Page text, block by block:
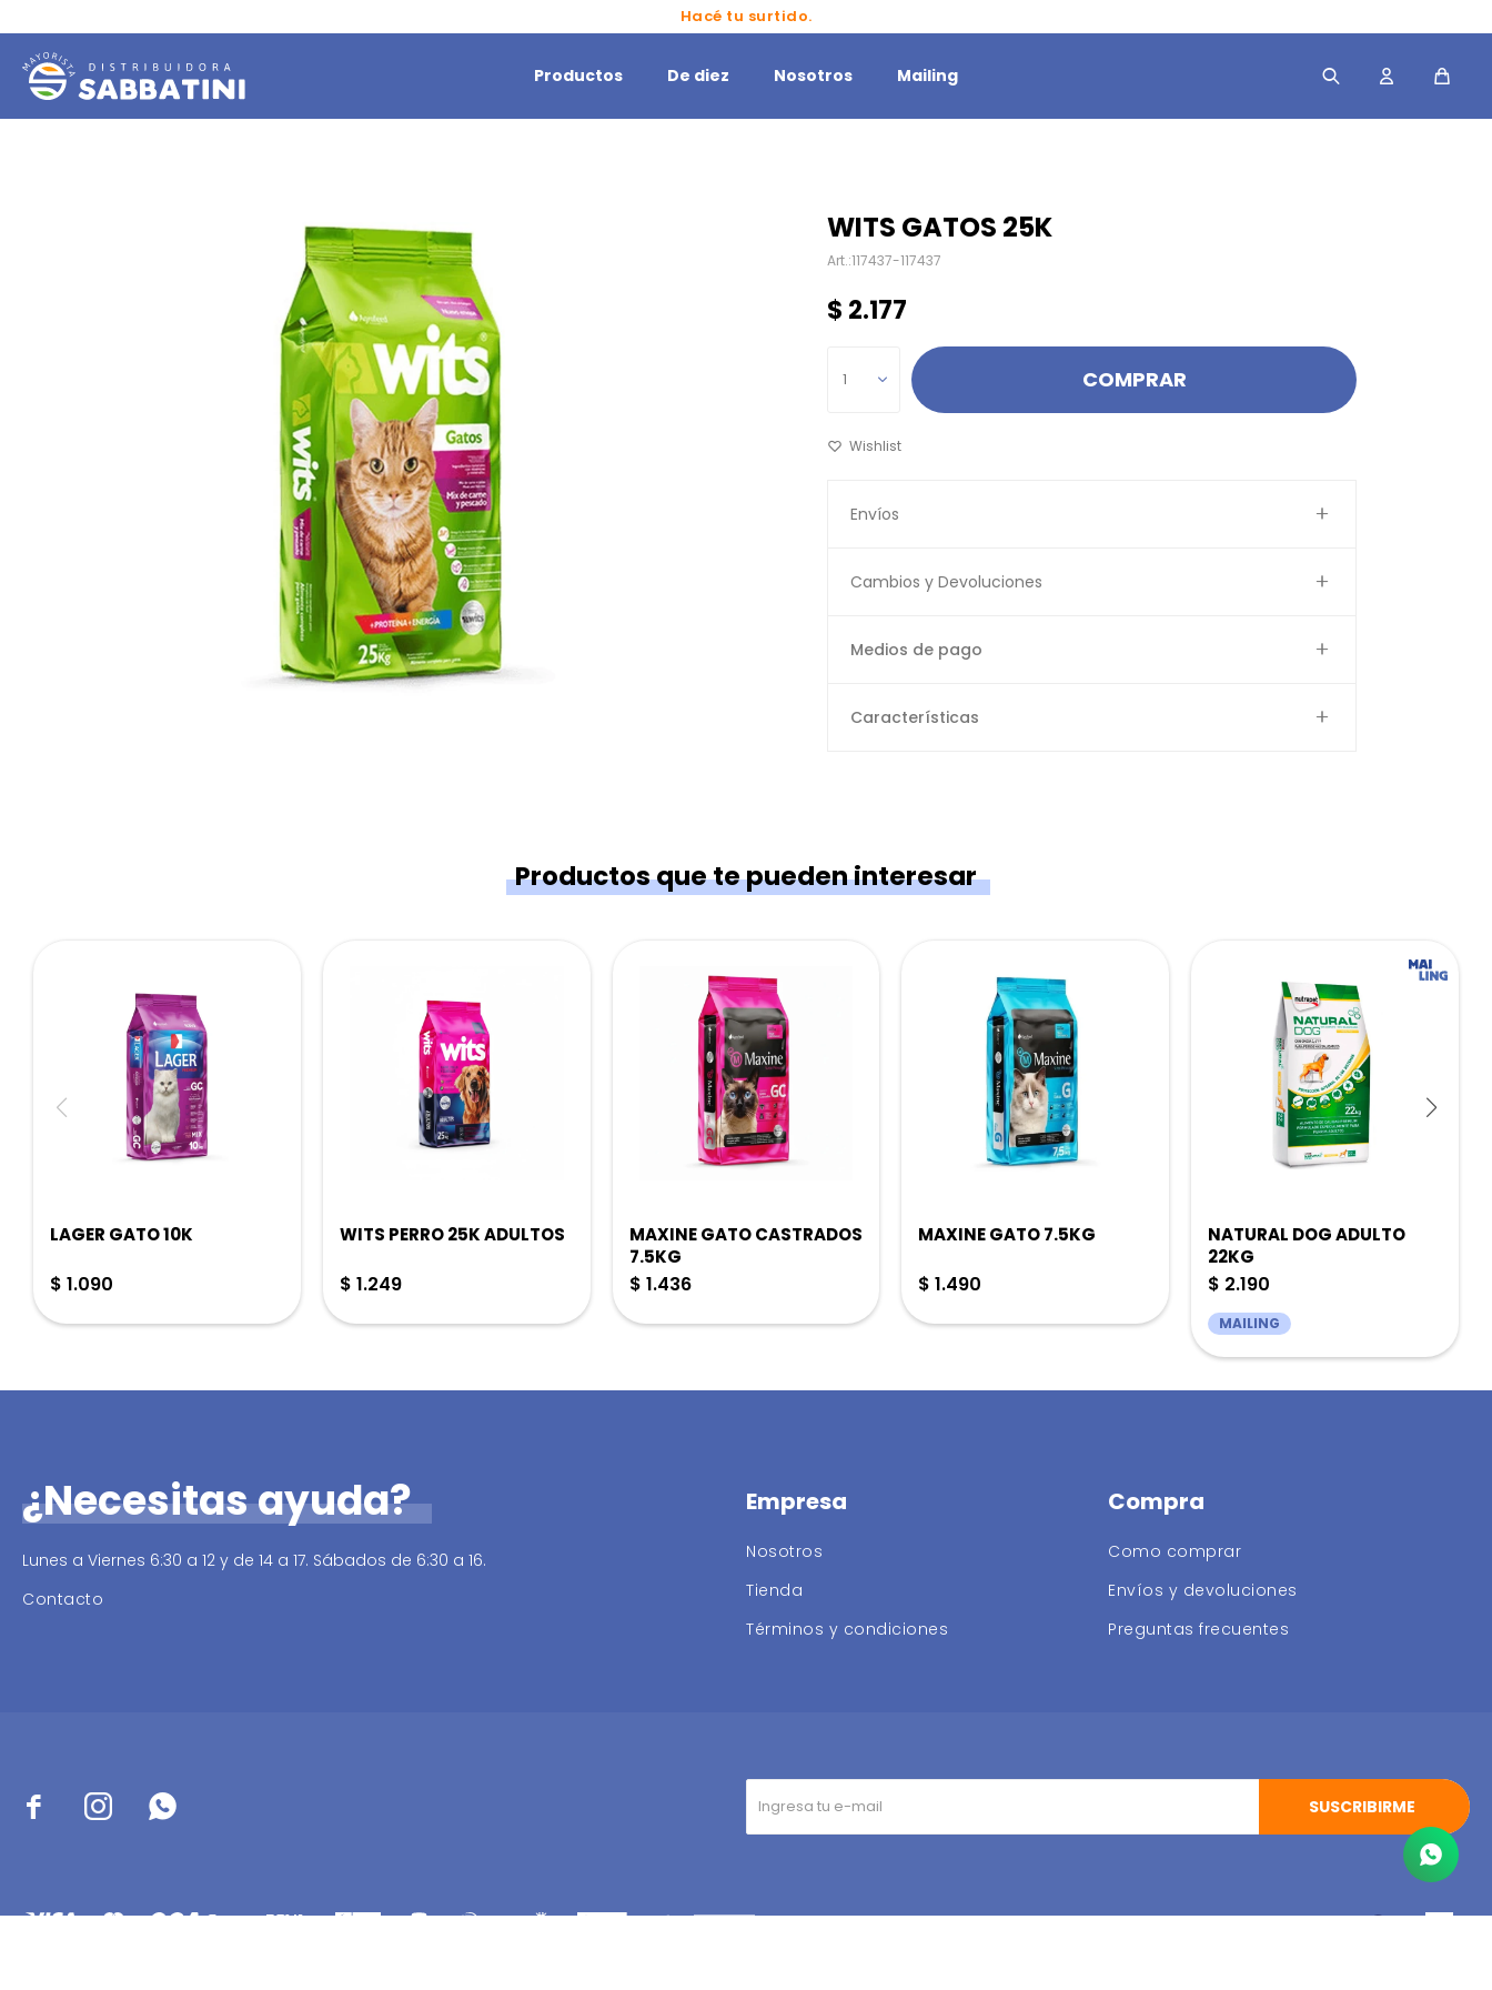
Hacé tu surtido.
Productos De diez Nosotros Mailing
WITS GATOS 25K
117437-117437
$ 2.177
1 COMPRAR
Envíos
Cambios y Devoluciones
Medios de pago
Características
Productos que te pueden interesar
LAGER GATO 10K
$ 1.090
WITS PERRO 25K ADULTOS
$ 1.249
MAXINE GATO CASTRADOS
7.5KG
$ 1.436
MAXINE GATO 7.5KG
$ 1.490
NATURAL DOG ADULTO
22KG
$ 2.190
MAILING
   SUSCRIBIRME
¿Necesitas ayuda?
Lunes a Viernes 6:30 a 12 y de 14 a 17. Sábados de 6:30 a 16.
Contacto
Empresa
Nosotros
Tienda
Términos y condiciones
Compra
Como comprar
Envíos y devoluciones
Preguntas frecuentes